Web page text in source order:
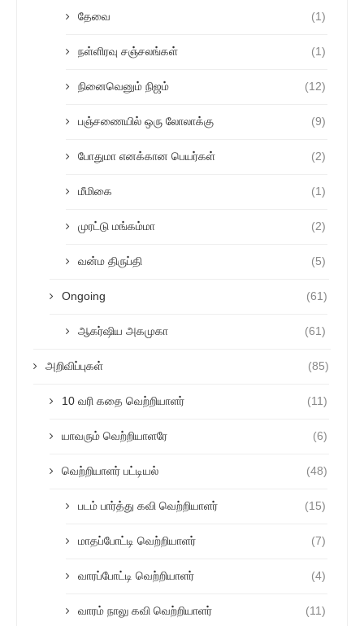
தேவை (1)
நள்ளிரவு சஞ்சலங்கள் (1)
நினைவெனும் நிஜம் (12)
பஞ்சணையில் ஒரு லோலாக்கு (9)
போதுமா எனக்கான பெயர்கள் (2)
மீமிகை (1)
முரட்டு மங்கம்மா (2)
வன்ம திருப்தி (5)
Ongoing (61)
ஆகர்ஷிய அகமுகா (61)
அறிவிப்புகள் (85)
10 வரி கதை வெற்றியாளர் (11)
யாவரும் வெற்றியாளரே (6)
வெற்றியாளர் பட்டியல் (48)
படம் பார்த்து கவி வெற்றியாளர் (15)
மாதப்போட்டி வெற்றியாளர் (7)
வாரப்போட்டி வெற்றியாளர் (4)
வாரம் நாலு கவி வெற்றியாளர் (11)